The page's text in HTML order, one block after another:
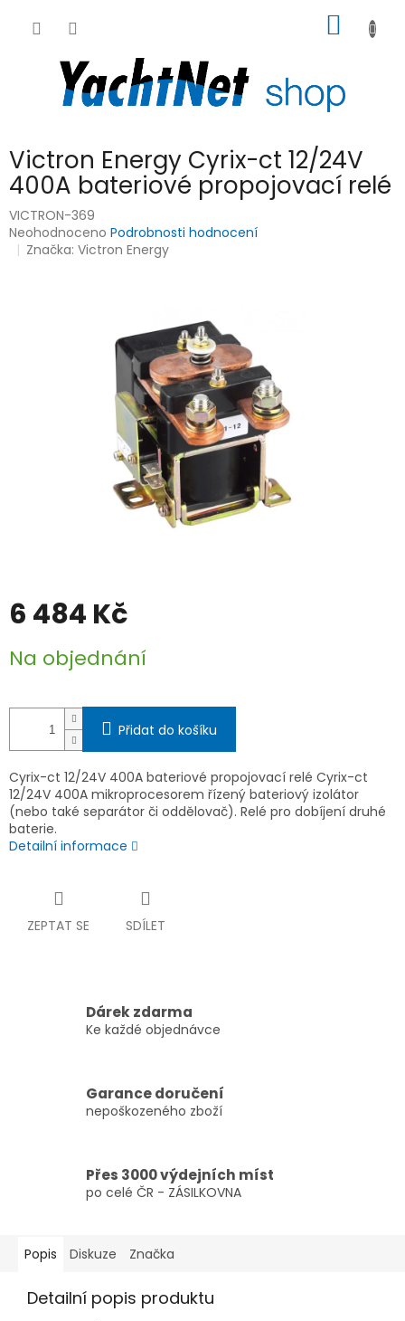
KOŠÍK
Victron Energy Cyrix-ct 12/24V
400A bateriové propojovací relé
VICTRON-369
Průměrné
hodnocení
Neohodnoceno Podrobnosti hodnocení
Značka:Victron Energy
6 484 Kč
cena:
Na objednání
Přidat do košíku
Cyrix-ct 12/24V 400A bateriové propojovací relé Cyrix-ct
12/24V 400A mikroprocesorem řízený bateriový izolátor
(nebo také separátor či oddělovač). Relé pro dobíjení druhé
baterie.
Detailní informace
ZEPTAT SE SDÍLET
Dárek zdarma
Ke každé objednávce
Garance doručení
nepoškozeného zboží
Přes 3000 výdejních míst
po celé ČR - ZÁSILKOVNA
Popis Diskuze Značka
Detailní popis produktu